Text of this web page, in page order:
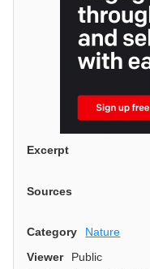
Excerpt
Sources
Category Nature
Viewer
Public